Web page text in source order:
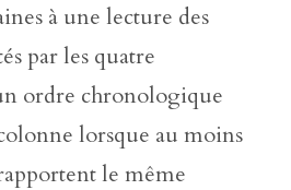
à une lecture des
par les quatre
ordre chronologique
lorsque au moins
le même